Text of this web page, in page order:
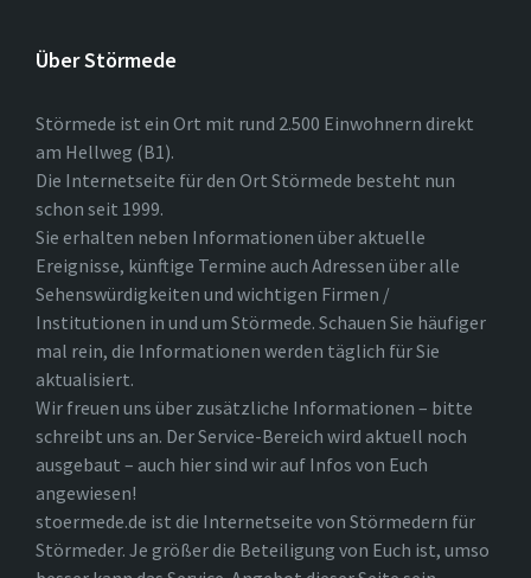
Über Störmede
Störmede ist ein Ort mit rund 2.500 Einwohnern direkt
am Hellweg (B1).
Die Internetseite für den Ort Störmede besteht nun
schon seit 1999.
Sie erhalten neben Informationen über aktuelle
Ereignisse, künftige Termine auch Adressen über alle
Sehenswürdigkeiten und wichtigen Firmen /
Institutionen in und um Störmede. Schauen Sie häufiger
mal rein, die Informationen werden täglich für Sie
aktualisiert.
Wir freuen uns über zusätzliche Informationen – bitte
schreibt uns an. Der Service-Bereich wird aktuell noch
ausgebaut – auch hier sind wir auf Infos von Euch
angewiesen!
stoermede.de ist die Internetseite von Störmedern für
Störmeder. Je größer die Beteiligung von Euch ist, umso